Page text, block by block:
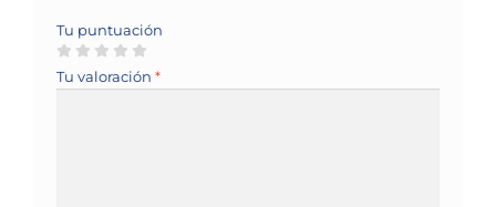
Tu puntuación
Tu valoración*